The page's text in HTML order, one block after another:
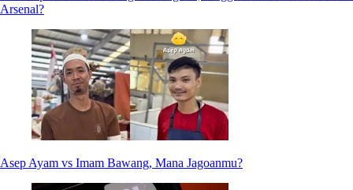
Arsenal?
Asep Ayam vs Imam Bawang, Mana Jagoanmu?